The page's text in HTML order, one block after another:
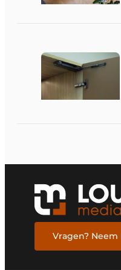
Vragen?